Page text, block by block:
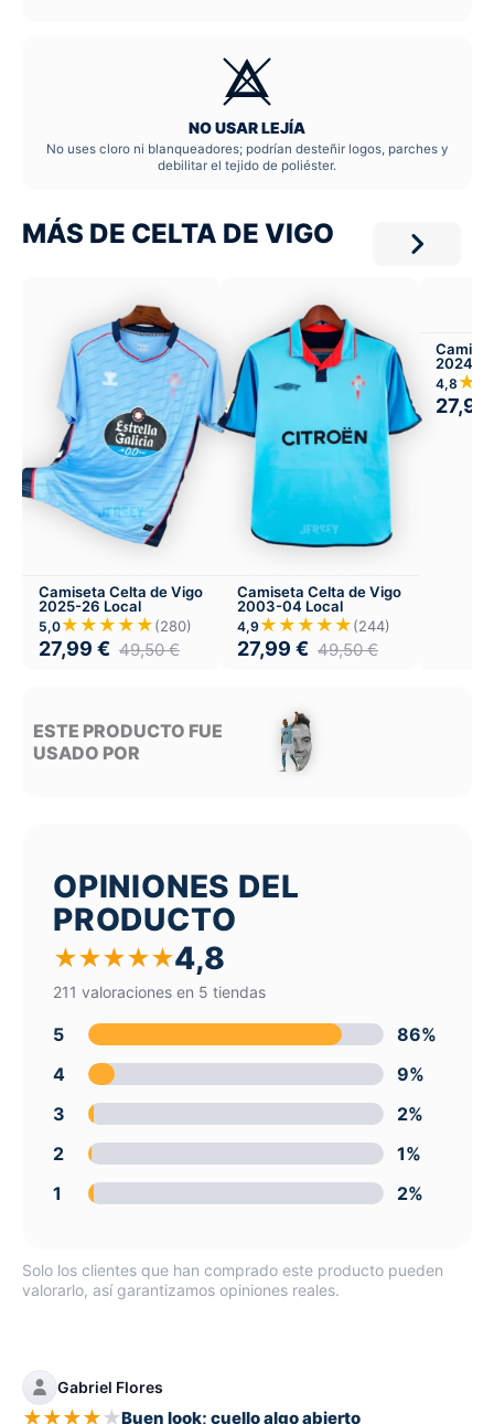
NO USAR LEJÍA
No uses cloro ni blanqueadores; podrían desteñir logos, parches y
debilitar el tejido de poliéster.
MÁS DE CELTA DE VIGO
Camiseta Celta de Vigo
2025-26 Local
5,0★★★★★(280)
27,99 € 49,50€
Camiseta Celta de Vigo
2003-04 Local
4,9 ★★★★★(244)
27,99 € 49,50€
2024-
4,8
27,99
ESTE PRODUCTO FUE
USADO POR
OPINIONES DEL
PRODUCTO
★★★★★4,8
211 valoraciones en 5 tiendas
5
86%
4
9%
3
2%
2
1%
1
2%
Solo los clientes que han comprado este producto pueden
valorarlo, así garantizamos opiniones reales.
Gabriel Flores
★★★★★Buen look; cuello algo abierto